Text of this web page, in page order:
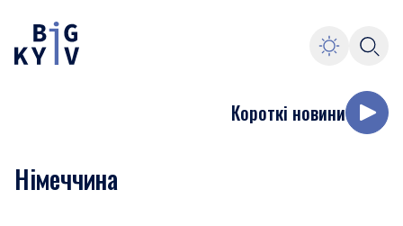
Короткі новини
Німеччина